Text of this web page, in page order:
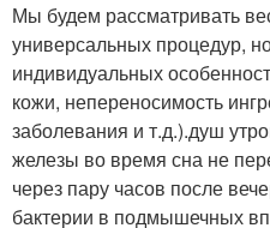
Мы будем рассматривать
универсальных процедур,
индивидуальных
кожи, непереносимость
заболевания и т.д.).душ
железы во время сна не
через пару часов после
бактерии в подмышечных